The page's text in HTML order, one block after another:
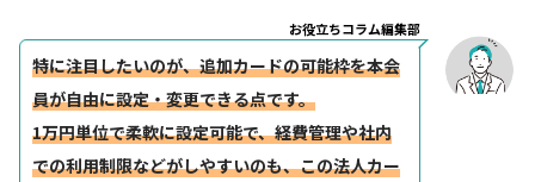
お役立ちコラム編集部
特に注目したいのが、追加カードの可能枠を本会
員が自由に設定・変更できる点です。
1万円単位で柔軟に設定可能で、経費管理や社内
での利用制限などがしやすいのも、この法人カー